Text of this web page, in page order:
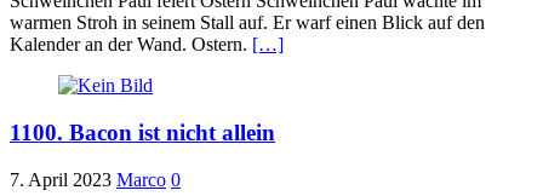
warmen Stroh in seinem Stall auf. Er warf einen Blick auf den
Kalender an der Wand. Ostern. […]
1100. Bacon ist nicht allein
7. April 2023 Marco 0